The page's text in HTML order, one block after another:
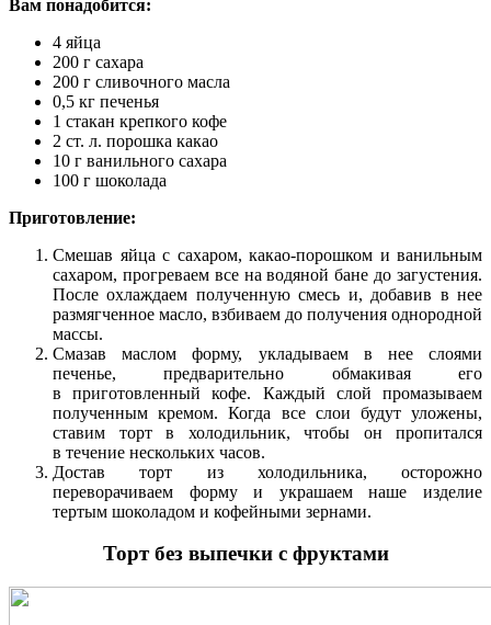
Вам понадобится:
4 яйца
200 г сахара
200 г сливочного масла
0,5 кг печенья
1 стакан крепкого кофе
2 ст. л. порошка какао
10 г ванильного сахара
100 г шоколада
Приготовление:
Смешав яйца с сахаром, какао-порошком и ванильным
сахаром, прогреваем все на водяной бане до загустения.
После охлаждаем полученную смесь и, добавив в нее
размягченное масло, взбиваем до получения однородной
массы.
Смазав маслом форму, укладываем в нее слоями
печенье, предварительно обмакивая его
в приготовленный кофе. Каждый слой промазываем
полученным кремом. Когда все слои будут уложены,
ставим торт в холодильник, чтобы он пропитался
в течение нескольких часов.
Достав торт из холодильника, осторожно
переворачиваем форму и украшаем наше изделие
тертым шоколадом и кофейными зернами.
Торт без выпечки с фруктами